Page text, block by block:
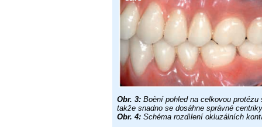
Obr. 3: Boèní pohled na celkovou
takže snadno se dosáhne správné
Obr. 4: Schéma rozdìlení okluzálních